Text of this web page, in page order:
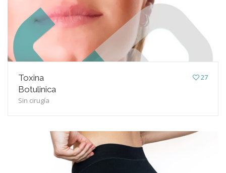
27
Toxina
Botulinica
Sin cirugía